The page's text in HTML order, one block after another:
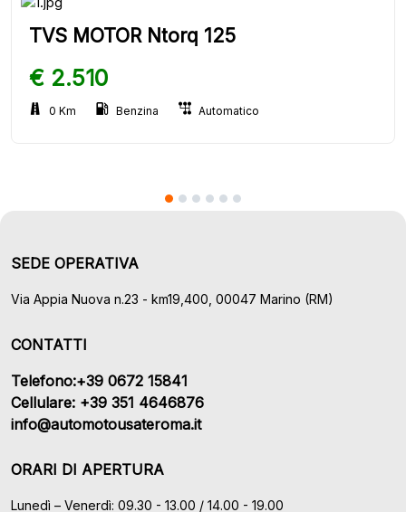
TVS MOTOR Ntorq 125
€ 2.510
0 Km Benzina Automatico
SEDE OPERATIVA
Via Appia Nuova n.23 - km19,400, 00047 Marino (RM)
CONTATTI
Telefono:+39 0672 15841
Cellulare: +39 351 4646876
info@automotousateroma.it
ORARI DI APERTURA
Lunedì – Venerdì: 09.30 - 13.00 / 14.00 - 19.00